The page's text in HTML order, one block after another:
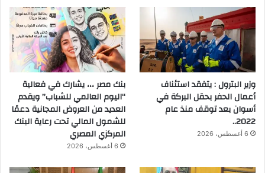
وزير البترول : يتفقد استئناف
أعمال الحفر بحقل البركة في
أسوان بعد توقف منذ عام
2022..
6 أغسطس، 2026
بنك مصر ،،، يشارك في فعالية
“اليوم العالمي للشباب” ويقدم
العديد من العروض المجانية دعمًا
للشمول المالي تحت رعاية البنك
المركزي المصري
6 أغسطس، 2026